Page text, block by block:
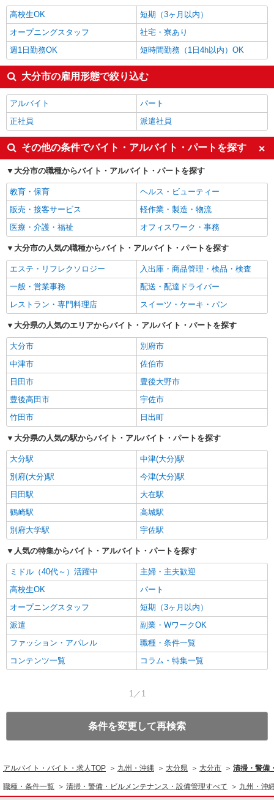
インストラクター1,250円
大分市の他の職種の平均時給を見る
高校生OK
短期（3ヶ月以内）
オープニングスタッフ
社宅・寮あり
週1日勤務OK
短時間勤務（1日4h以内）OK
大分市の雇用形態で絞り込む
アルバイト
パート
正社員
派遣社員
その他の条件でバイト・アルバイト・パートを探す
大分市の職種からバイト・アルバイト・パートを探す
教育・保育
ヘルス・ビューティー
販売・接客サービス
軽作業・製造・物流
医療・介護・福祉
オフィスワーク・事務
大分市の人気の職種からバイト・アルバイト・パートを探す
エステ・リフレクソロジー
入出庫・商品管理・検品・検査
一般・営業事務
配送・配達ドライバー
レストラン・専門料理店
スイーツ・ケーキ・パン
大分県の人気のエリアからバイト・アルバイト・パートを探す
大分市
別府市
中津市
佐伯市
日田市
豊後大野市
豊後高田市
宇佐市
竹田市
日出町
大分県の人気の駅からバイト・アルバイト・パートを探す
大分駅
中津(大分)駅
別府(大分)駅
今津(大分)駅
日田駅
大在駅
鶴崎駅
高城駅
別府大学駅
宇佐駅
人気の特集からバイト・アルバイト・パートを探す
ミドル（40代～）活躍中
主婦・主夫歓迎
高校生OK
パート
オープニングスタッフ
短期（3ヶ月以内）
派遣
副業・WワークOK
ファッション・アパレル
職種・条件一覧
コンテンツ一覧
コラム・特集一覧
1／1
条件を変更して再検索
アルバイト・バイト・求人TOP 九州・沖縄 大分県 大分市 清掃・警備
職種・条件一覧 清掃・警備・ビルメンテナンス・設備管理すべて 九州・沖